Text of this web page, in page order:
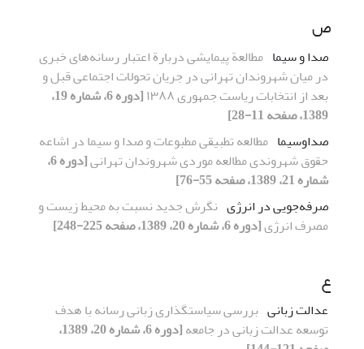
ص
صدا و سیما مطالعة پیمایشی دربارة اعتبار رسانه‌های خبری
در میان شهروندان تهرانی در جریان تحولات اجتماعی قبل و
بعد از انتخابات ریاست جمهوری ١٣٨٨
[دوره 6، شماره 19،
1389، صفحه 11-28]
صداوسیما مطالعه تطبیقی مطبوعات و صدا و سیما در اشاعه
حقوق شهروندی مطالعه موردی شهروندان تهرانی
[دوره 6،
شماره 21، 1389، صفحه 55-76]
صرفه‌جویی در انرژی نگرش جدید نسبت به محیط زیست و
مصرف انرژی[دوره 6، شماره 20، 1389، صفحه 225-248]
ع
عدالت زبانی بررسی سیاستگذاری زبانی رسانه با هدف
توسعه عدالت زبانی در جامعه
[دوره 6، شماره 20، 1389،